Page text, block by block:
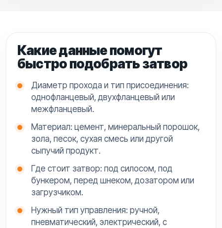
Какие данные помогут
быстро подобрать затвор
Диаметр прохода и тип присоединения:
однофланцевый, двухфланцевый или
межфланцевый.
Материал: цемент, минеральный порошок,
зола, песок, сухая смесь или другой
сыпучий продукт.
Где стоит затвор: под силосом, под
бункером, перед шнеком, дозатором или
загрузчиком.
Нужный тип управления: ручной,
пневматический, электрический, с